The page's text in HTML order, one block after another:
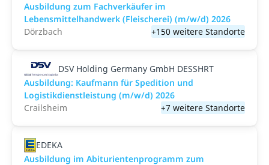
Ausbildung zum Fachverkäufer im
Lebensmittelhandwerk (Fleischerei) (m/w/d) 2026
Dörzbach
+150 weitere Standorte
DSV Holding Germany GmbH DESSHRT
Ausbildung: Kaufmann für Spedition und
Logistikdienstleistung (m/w/d) 2026
Crailsheim
+7 weitere Standorte
EDEKA
Ausbildung im Abiturientenprogramm zum